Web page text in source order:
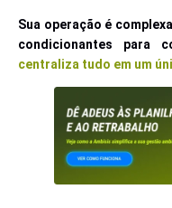
Sua operação é
condicionantes para
centraliza tudo em um